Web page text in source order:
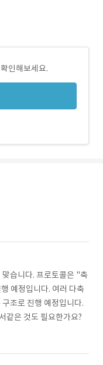
인해보세요.
습니다. 프로토콜은 "축
예정입니다. 여러 다축
조로 진행 예정입니다.
같은 것도 필요한가요?